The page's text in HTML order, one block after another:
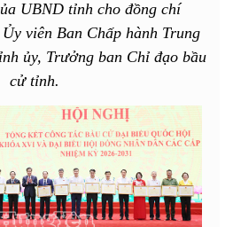
UBND tỉnh cho đồng chí
viên Ban Chấp hành Trung
ủy, Trưởng ban Chỉ đạo bầu
cử tỉnh.